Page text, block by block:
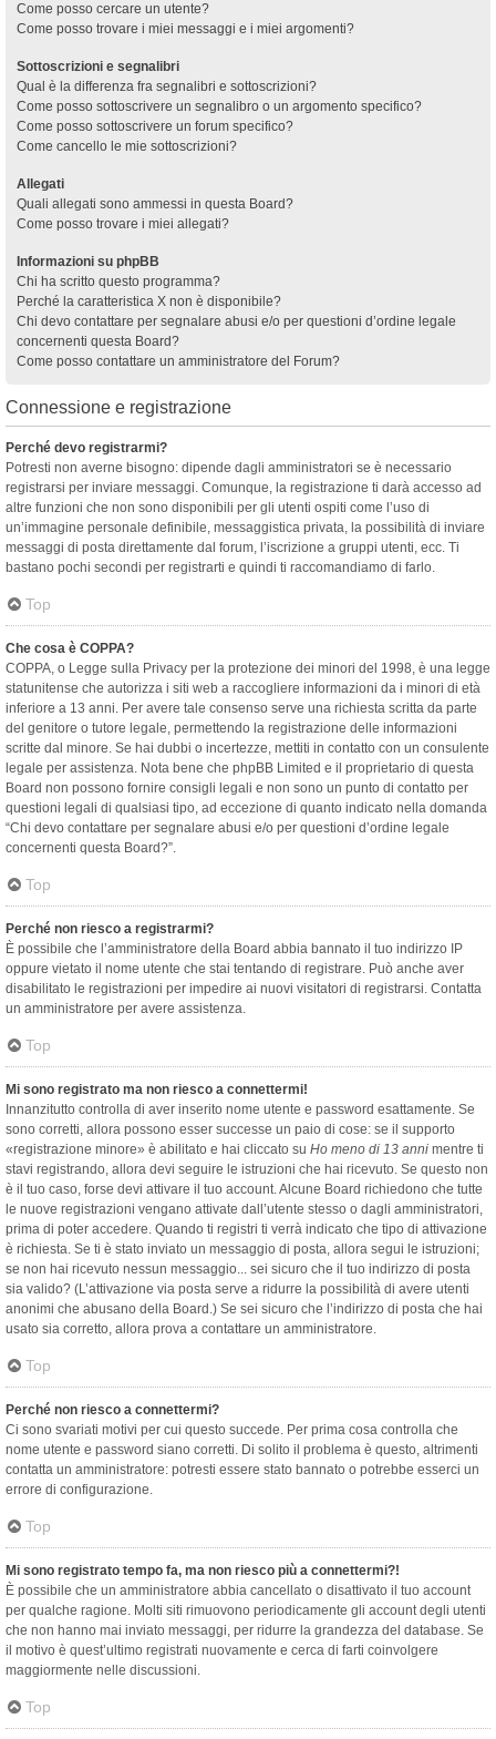
Come posso cercare un utente?
Come posso trovare i miei messaggi e i miei argomenti?
Sottoscrizioni e segnalibri
Qual è la differenza fra segnalibri e sottoscrizioni?
Come posso sottoscrivere un segnalibro o un argomento specifico?
Come posso sottoscrivere un forum specifico?
Come cancello le mie sottoscrizioni?
Allegati
Quali allegati sono ammessi in questa Board?
Come posso trovare i miei allegati?
Informazioni su phpBB
Chi ha scritto questo programma?
Perché la caratteristica X non è disponibile?
Chi devo contattare per segnalare abusi e/o per questioni d’ordine legale
concernenti questa Board?
Come posso contattare un amministratore del Forum?
Connessione e registrazione
Perché devo registrarmi?
Potresti non averne bisogno: dipende dagli amministratori se è necessario
registrarsi per inviare messaggi. Comunque, la registrazione ti darà accesso ad
altre funzioni che non sono disponibili per gli utenti ospiti come l’uso di
un’immagine personale definibile, messaggistica privata, la possibilità di inviare
messaggi di posta direttamente dal forum, l’iscrizione a gruppi utenti, ecc. Ti
bastano pochi secondi per registrarti e quindi ti raccomandiamo di farlo.
Top
Che cosa è COPPA?
COPPA, o Legge sulla Privacy per la protezione dei minori del 1998, è una legge
statunitense che autorizza i siti web a raccogliere informazioni da i minori di età
inferiore a 13 anni. Per avere tale consenso serve una richiesta scritta da parte
del genitore o tutore legale, permettendo la registrazione delle informazioni
scritte dal minore. Se hai dubbi o incertezze, mettiti in contatto con un consulente
legale per assistenza. Nota bene che phpBB Limited e il proprietario di questa
Board non possono fornire consigli legali e non sono un punto di contatto per
questioni legali di qualsiasi tipo, ad eccezione di quanto indicato nella domanda
“Chi devo contattare per segnalare abusi e/o per questioni d’ordine legale
concernenti questa Board?”.
Top
Perché non riesco a registrarmi?
È possibile che l’amministratore della Board abbia bannato il tuo indirizzo IP
oppure vietato il nome utente che stai tentando di registrare. Può anche aver
disabilitato le registrazioni per impedire ai nuovi visitatori di registrarsi. Contatta
un amministratore per avere assistenza.
Top
Mi sono registrato ma non riesco a connettermi!
Innanzitutto controlla di aver inserito nome utente e password esattamente. Se
sono corretti, allora possono esser successe un paio di cose: se il supporto
«registrazione minore» è abilitato e hai cliccato su Ho meno di 13 anni mentre ti
stavi registrando, allora devi seguire le istruzioni che hai ricevuto. Se questo non
è il tuo caso, forse devi attivare il tuo account. Alcune Board richiedono che tutte
le nuove registrazioni vengano attivate dall’utente stesso o dagli amministratori,
prima di poter accedere. Quando ti registri ti verrà indicato che tipo di attivazione
è richiesta. Se ti è stato inviato un messaggio di posta, allora segui le istruzioni;
se non hai ricevuto nessun messaggio... sei sicuro che il tuo indirizzo di posta
sia valido? (L’attivazione via posta serve a ridurre la possibilità di avere utenti
anonimi che abusano della Board.) Se sei sicuro che l’indirizzo di posta che hai
usato sia corretto, allora prova a contattare un amministratore.
Top
Perché non riesco a connettermi?
Ci sono svariati motivi per cui questo succede. Per prima cosa controlla che
nome utente e password siano corretti. Di solito il problema è questo, altrimenti
contatta un amministratore: potresti essere stato bannato o potrebbe esserci un
errore di configurazione.
Top
Mi sono registrato tempo fa, ma non riesco più a connettermi?!
È possibile che un amministratore abbia cancellato o disattivato il tuo account
per qualche ragione. Molti siti rimuovono periodicamente gli account degli utenti
che non hanno mai inviato messaggi, per ridurre la grandezza del database. Se
il motivo è quest’ultimo registrati nuovamente e cerca di farti coinvolgere
maggiormente nelle discussioni.
Top